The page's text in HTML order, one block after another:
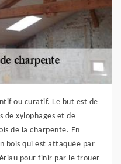
ou curatif. Le but est de
de xylophages et de
de la charpente. En
bois qui est attaquée par
pour finir par le trouer